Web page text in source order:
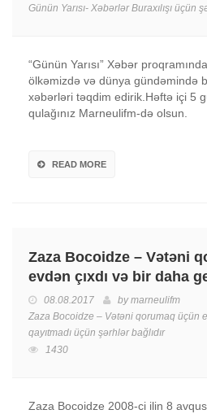
Günün Yarısı- Xəbərlər Buraxılışı üçün
“Günün Yarısı” Xəbər
ölkəmizdə və dünya gündəmində
xəbərləri təqdim edirik.Həftə içi 5
qulağınız Marneulifm-də olsun.
READ MORE
Zaza Bocoidze – Vətəni
evdən çıxdı və bir daha
08.08.2017 bymarneulifm
Zaza Bocoidze – Vətəni qorumaq üçün
qayıtmadı üçün şərhlər bağlıdır
1430
Zaza Bocoidze 2008-ci ilin 8